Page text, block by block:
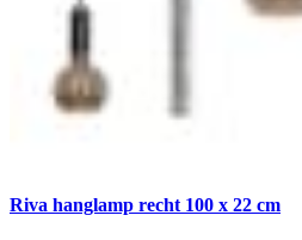
Riva hanglamp recht 100 x 22 cm